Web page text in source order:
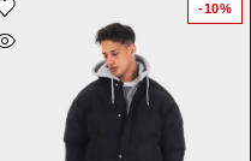
-10%